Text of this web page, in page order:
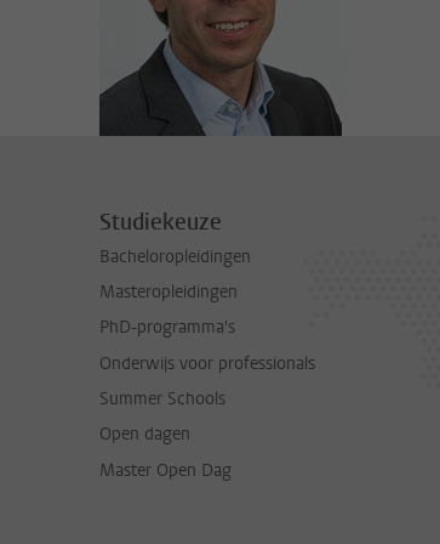
Studiekeuze
Bacheloropleidingen
Masteropleidingen
PhD-programma's
Onderwijs voor professionals
Summer Schools
Open dagen
Master Open Dag